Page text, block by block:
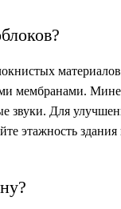
мембранами.
звуки. Для
этажность